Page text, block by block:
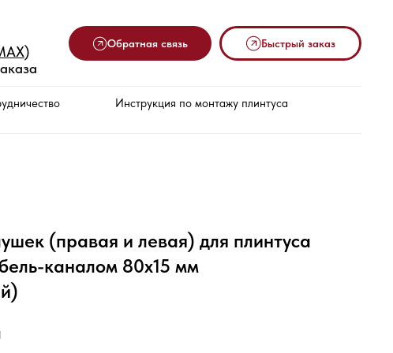
)
Обратная связь Быстрый заказ
Инструкция по монтажу плинтуса
(правая и левая) для плинтуса
каналом 80х15 мм